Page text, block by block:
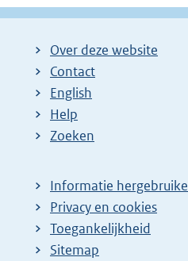
k
Over deze website
Contact
English
Help
Zoeken
Informatie
Privacy en cookies
Toegankelijkheid
Sitemap